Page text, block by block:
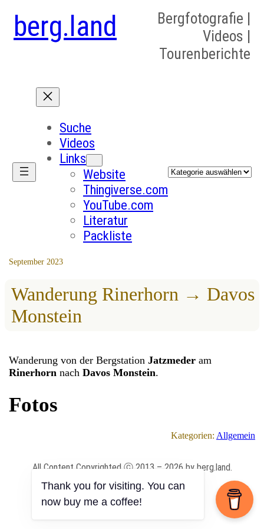
berg.land
Bergfotografie |
Videos |
Tourenberichte
Suche
Videos
Links
Website
Thingiverse.com
YouTube.com
Literatur
Packliste
Kategorien
September 2023
Wanderung Rinerhorn → Davos
Monstein
Wanderung von der BergstationJatzmeder am
Rinerhorn nachDavos Monstein.
Fotos
Kategorien: Allgemein
All Content Copyrighted ⓒ 2013 – 2026 by berg.land.
Impressum |Datenschutz
Thank you for visiting. You can
now buy me a coffee!